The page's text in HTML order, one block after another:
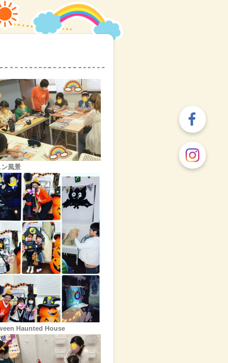
集！
ださい。
たないことや、教室の安全
は午前中に致します。
せ致します。
ン風景
Haunted House